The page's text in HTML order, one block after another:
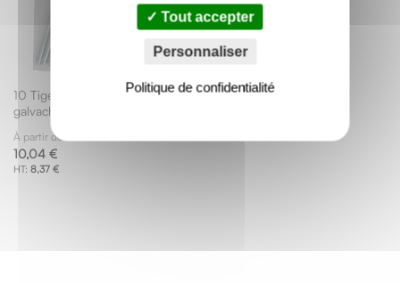
10 Tiges acier
galvachaud
À partir de
10,04 €
8,37 €
Tout accepter
Personnaliser
Politique de confidentialité